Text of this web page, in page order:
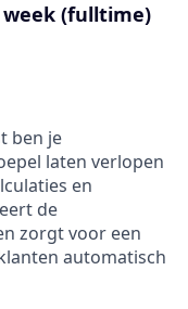
week (fulltime)
ben je
laten verlopen
en
de
zorgt voor een
automatisch